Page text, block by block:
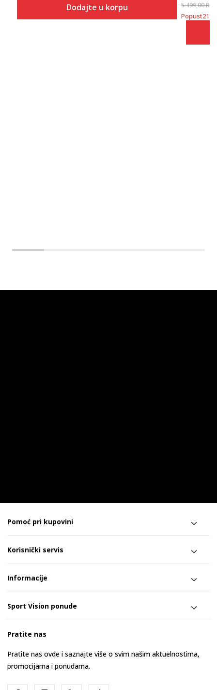
Dodajte u korpu
5.499,00RSD
Popust21%
Pomoć pri kupovini
Korisnički servis
Informacije
Sport Vision ponude
Pratite nas
Pratite nas ovde i saznajte više o svim našim aktuelnostima,
promocijama i ponudama.